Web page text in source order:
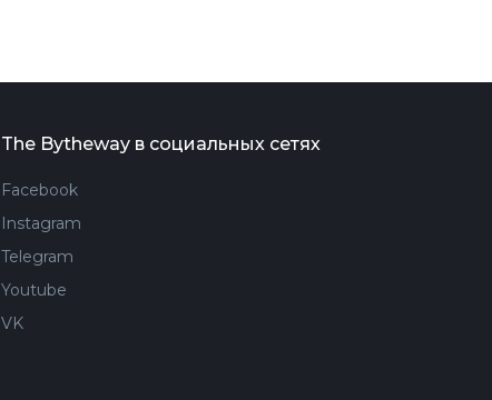
The Bytheway в социальных сетях
Facebook
Instagram
Telegram
Youtube
VK